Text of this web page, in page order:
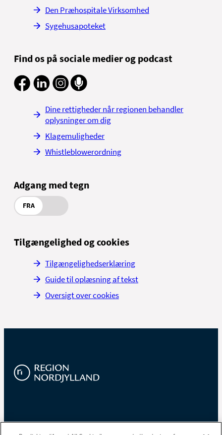
Den Præhospitale Virksomhed
Sygehusapoteket
Find os på sociale medier og podcast
Dine rettigheder når regionen behandler
oplysninger om dig
Klagemuligheder
Whistleblowerordning
Adgang med tegn
FRA
Tilgængelighed og cookies
Tilgængelighedserklæring
Guide til oplæsning af tekst
Oversigt over cookies